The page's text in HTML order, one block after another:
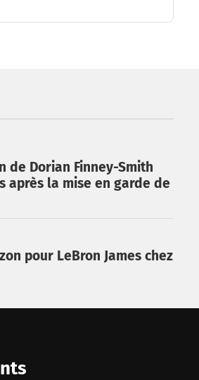
de Dorian Finney-Smith
après la mise en garde de
pour LeBron James chez